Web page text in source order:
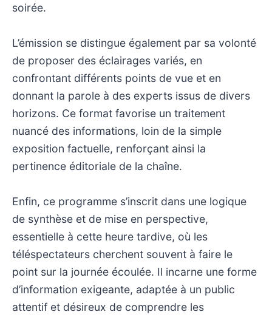
soirée.
L’émission se distingue également par sa volonté
de proposer des éclairages variés, en
confrontant différents points de vue et en
donnant la parole à des experts issus de divers
horizons. Ce format favorise un traitement
nuancé des informations, loin de la simple
exposition factuelle, renforçant ainsi la
pertinence éditoriale de la chaîne.
Enfin, ce programme s’inscrit dans une logique
de synthèse et de mise en perspective,
essentielle à cette heure tardive, où les
téléspectateurs cherchent souvent à faire le
point sur la journée écoulée. Il incarne une forme
d’information exigeante, adaptée à un public
attentif et désireux de comprendre les